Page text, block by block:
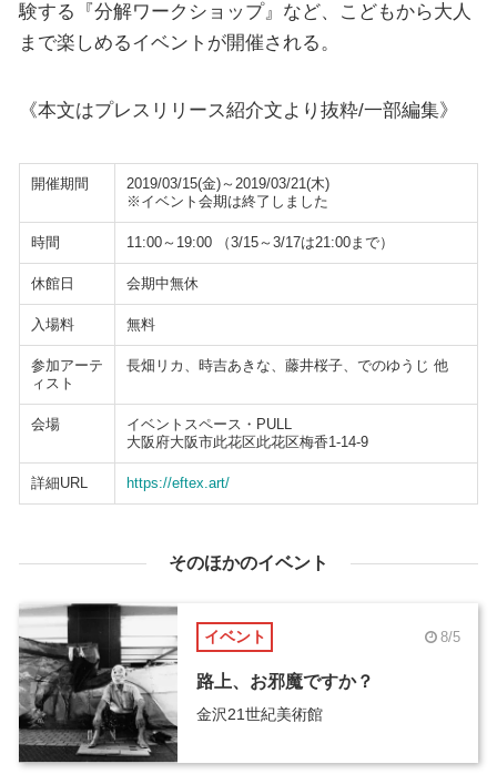
験する『分解ワークショップ』など、こどもから大人
まで楽しめるイベントが開催される。
《本文はプレスリリース紹介文より抜粋/一部編集》
開催期間
2019/03/15(金)～2019/03/21(木)
※イベント会期は終了しました
時間 11:00～19:00 （3/15～3/17は21:00まで）
休館日 会期中無休
入場料 無料
参加アーテ
ィスト
長畑リカ、時吉あきな、藤井桜子、でのゆうじ 他
会場
イベントスペース・PULL
大阪府大阪市此花区此花区梅香1-14-9
詳細URL https://eftex.art/
そのほかのイベント
イベント 8/5
路上、お邪魔ですか？
金沢21世紀美術館